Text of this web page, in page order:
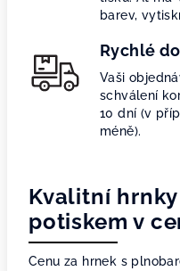
barev,
Rychlé
Vaši
schválení
10 dní (v
méně).
Kvalitní
potiskem v
Cenu za hrnek s